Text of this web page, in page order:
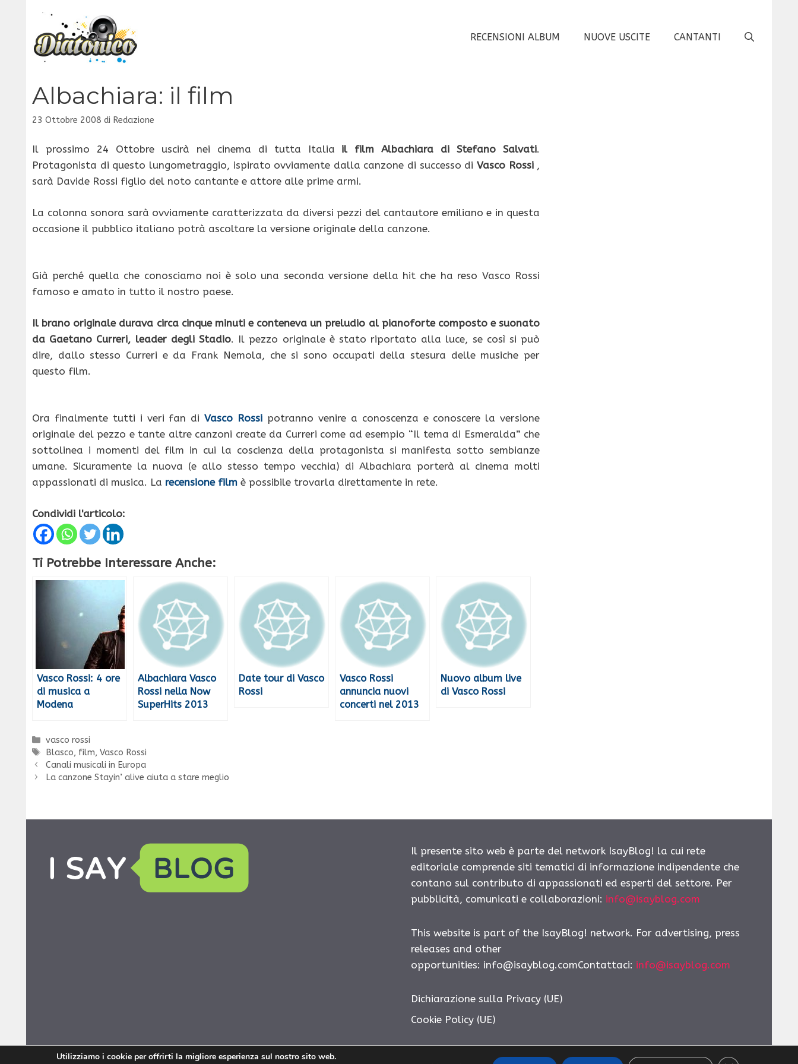
contenuto
RECENSIONI ALBUM NUOVE USCITE CANTANTI
Albachiara: il film
23 Ottobre 2008 di Redazione
Il prossimo 24 Ottobre uscirà nei cinema di tutta Italia il film Albachiara di Stefano Salvati.
Protagonista di questo lungometraggio, ispirato ovviamente dalla canzone di successo di Vasco Rossi ,
sarà Davide Rossi figlio del noto cantante e attore alle prime armi.
La colonna sonora sarà ovviamente caratterizzata da diversi pezzi del cantautore emiliano e in questa
occasione il pubblico italiano potrà ascoltare la versione originale della canzone.
Già perché quella che conosciamo noi è solo una seconda versione della hit che ha reso Vasco Rossi
famoso e amato in tutto il nostro paese.
Il brano originale durava circa cinque minuti e conteneva un preludio al pianoforte composto e suonato
da Gaetano Curreri, leader degli Stadio. Il pezzo originale è stato riportato alla luce, se così si può
dire, dallo stesso Curreri e da Frank Nemola, che si sono occupati della stesura delle musiche per
questo film.
Ora finalmente tutti i veri fan diVasco Rossi potranno venire a conoscenza e conoscere la versione
originale del pezzo e tante altre canzoni create da Curreri come ad esempio “Il tema di Esmeralda” che
sottolinea i momenti del film in cui la coscienza della protagonista si manifesta sotto sembianze
umane. Sicuramente la nuova (e allo stesso tempo vecchia) di Albachiara porterà al cinema molti
appassionati di musica. La recensione film è possibile trovarla direttamente in rete.
Condividi l'articolo:
Ti Potrebbe Interessare Anche:
Vasco Rossi: 4 ore
di musica a
Modena
Albachiara Vasco
Rossi nella Now
SuperHits 2013
Date tour di Vasco
Rossi
Vasco Rossi
annuncia nuovi
concerti nel 2013
Nuovo album live
di Vasco Rossi
Categorie
vasco rossi
Tag
Blasco, film,Vasco Rossi
Canali musicali in Europa
La canzone Stayin’ alive aiuta a stare meglio
Il presente sito web è parte del network IsayBlog! la cui rete
editoriale comprende siti tematici di informazione indipendente che
contano sul contributo di appassionati ed esperti del settore. Per
pubblicità, comunicati e collaborazioni: info@isayblog.com
This website is part of the IsayBlog! network. For advertising, press
releases and other
opportunities: info@isayblog.comContattaci: info@isayblog.com
Dichiarazione sulla Privacy (UE)
Cookie Policy (UE)
Utilizziamo i cookie per offrirti la migliore esperienza sul nostro sito web.